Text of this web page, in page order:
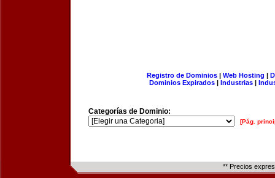
Registro de Dominios| Web Hosting |
Dominios Expirados | Industrias |
Categorías de Dominio:
[Pág.
** Precios